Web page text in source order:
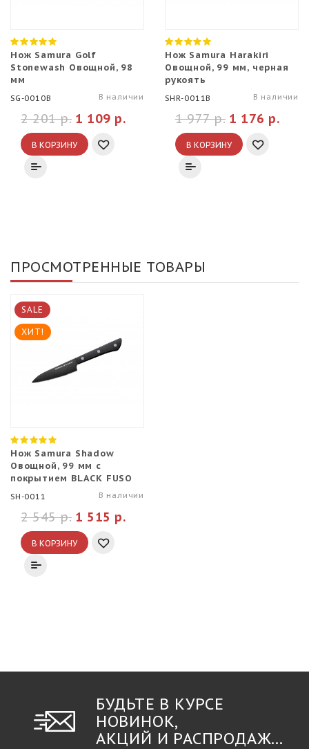
Нож Samura Golf
Stonewash Овощной, 98
мм
SG-0010B В наличии
1 109 р.
2 201 р.
В КОРЗИНУ
Нож Samura Harakiri
Овощной, 99 мм, черная
рукоять
SHR-0011B В наличии
1 176 р.
1 977 р.
В КОРЗИНУ
ПРОСМОТРЕННЫЕ ТОВАРЫ
SALE
ХИТ!
Нож Samura Shadow
Овощной, 99 мм с
покрытием BLACK FUSO
SH-0011 В наличии
1 515 р.
2 545 р.
В КОРЗИНУ
БУДЬТЕ В КУРСЕ
НОВИНОК,
АКЦИЙ И РАСПРОДАЖ...